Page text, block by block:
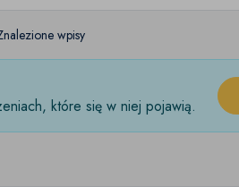
wpisy
które się w niej pojawią.